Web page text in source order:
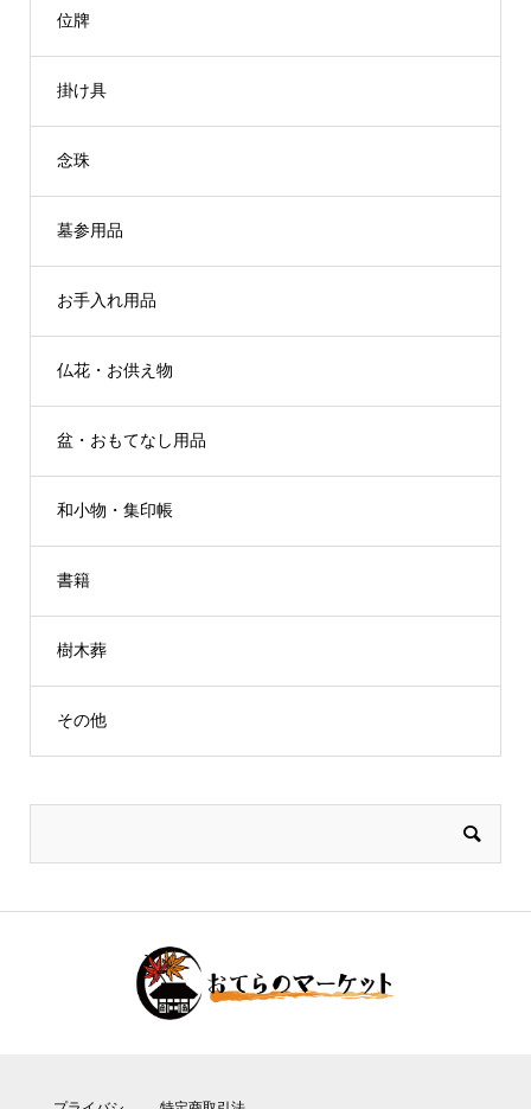
位牌
掛け具
念珠
墓参用品
お手入れ用品
仏花・お供え物
盆・おもてなし用品
和小物・集印帳
書籍
樹木葬
その他